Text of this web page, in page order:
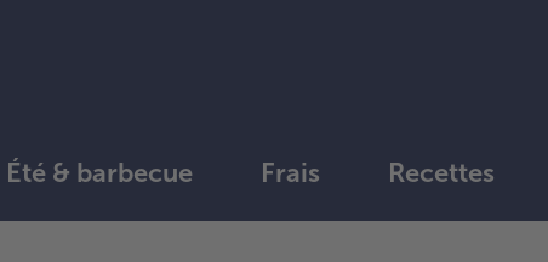
Été & barbecue Frais Recettes